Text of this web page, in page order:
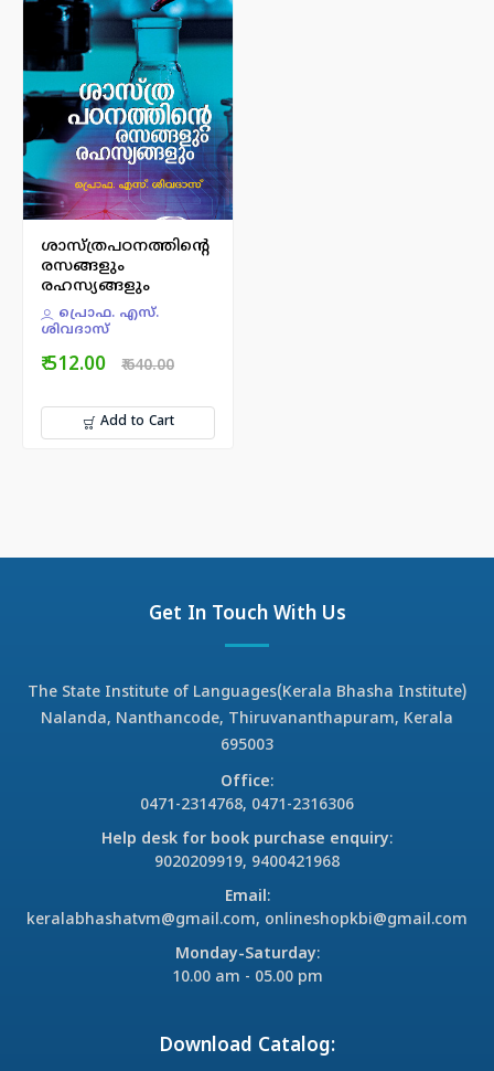
ശാസ്ത്രപഠനത്തിന്റെ
രസങ്ങളും
രഹസ്യങ്ങളും
പ്രൊഫ. എസ്.
ശിവദാസ്
₹ 512.00 ₹ 640.00
Add to Cart
Get In Touch With Us
The State Institute of Languages(Kerala Bhasha Institute)
Nalanda, Nanthancode, Thiruvananthapuram, Kerala
695003
Office:
0471-2314768, 0471-2316306
Help desk for book purchase enquiry:
9020209919, 9400421968
Email:
keralabhashatvm@gmail.com, onlineshopkbi@gmail.com
Monday-Saturday:
10.00 am - 05.00 pm
Download Catalog: